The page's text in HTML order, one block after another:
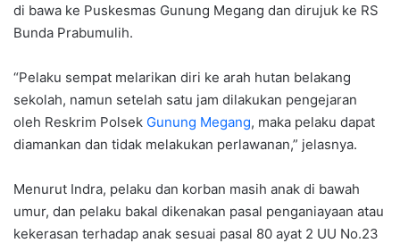
di bawa ke Puskesmas Gunung Megang dan dirujuk ke RS
Bunda Prabumulih.
“Pelaku sempat melarikan diri ke arah hutan belakang
sekolah, namun setelah satu jam dilakukan pengejaran
oleh Reskrim Polsek Gunung Megang, maka pelaku dapat
diamankan dan tidak melakukan perlawanan,” jelasnya.
Menurut Indra, pelaku dan korban masih anak di bawah
umur, dan pelaku bakal dikenakan pasal penganiayaan atau
kekerasan terhadap anak sesuai pasal 80 ayat 2 UU No.23